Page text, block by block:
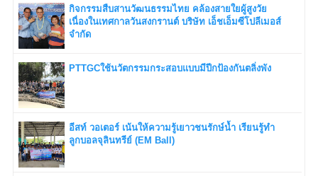
กิจกรรมสืบสานวัฒนธรรมไทย คล้องสายใยผู้สูงวัย
เนื่องในเทศกาลวันสงกรานต์ บริษัท เอ็ชเอ็มซีโปลีเมอส์
จำกัด
PTTGCใช้นวัตกรรมกระสอบแบบมีปีกป้องกันตลิ่งพัง
อีสท์ วอเตอร์ เน้นให้ความรู้เยาวชนรักษ์น้ำ เรียนรู้ทำ
ลูกบอลจุลินทรีย์ (EM Ball)